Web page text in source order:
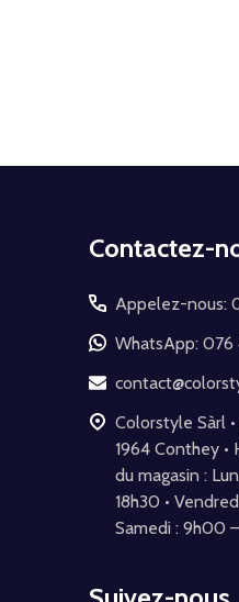
Contactez-
Appelez-nous:
WhatsApp: 076
Colorstyle Sàrl • route des Rottes 8 •
1964 Conthey •
du magasin : Lundi – jeudi : 9h00 –
18h30 •
Samedi : 9h00